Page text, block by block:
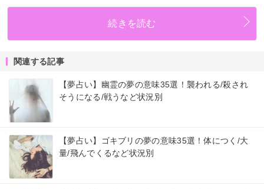
続きを読む
関連する記事
【夢占い】幽霊の夢の意味35選！襲われる/殺され
そうになる/戦うなど状況別
【夢占い】ゴキブリの夢の意味35選！体につく/大
量/飛んでくるなど状況別